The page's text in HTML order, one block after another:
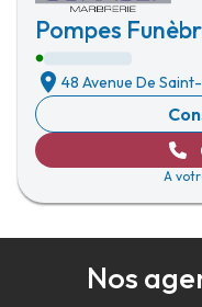
Pompes
48 Avenue De
A
Nos